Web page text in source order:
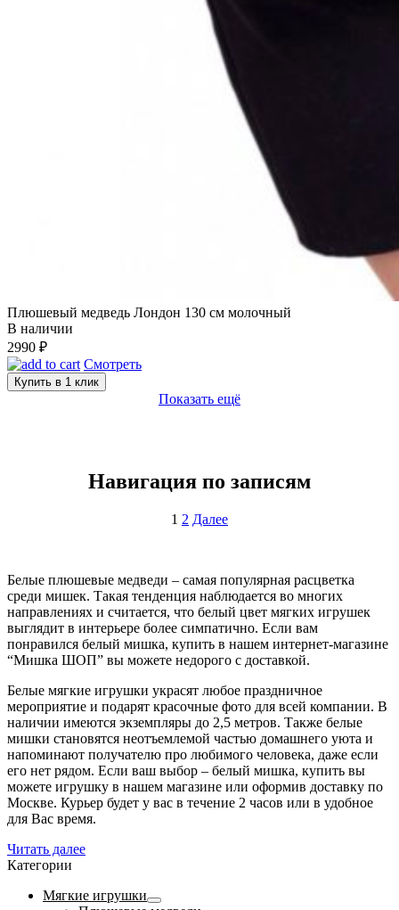
Плюшевый медведь Лондон 130 см молочный
В наличии
2990 ₽
Смотреть
Купить в 1 клик
Показать ещё
Навигация по записям
1 2 Далее
Белые плюшевые медведи – самая популярная расцветка
среди мишек. Такая тенденция наблюдается во многих
направлениях и считается, что белый цвет мягких игрушек
выглядит в интерьере более симпатично. Если вам
понравился белый мишка, купить в нашем интернет-магазине
“Мишка ШОП” вы можете недорого с доставкой.
Белые мягкие игрушки украсят любое праздничное
мероприятие и подарят красочные фото для всей компании. В
наличии имеются экземпляры до 2,5 метров. Также белые
мишки становятся неотъемлемой частью домашнего уюта и
напоминают получателю про любимого человека, даже если
его нет рядом. Если ваш выбор – белый мишка, купить вы
можете игрушку в нашем магазине или оформив доставку по
Москве. Курьер будет у вас в течение 2 часов или в удобное
для Вас время.
Читать далее
Категории
Мягкие игрушки